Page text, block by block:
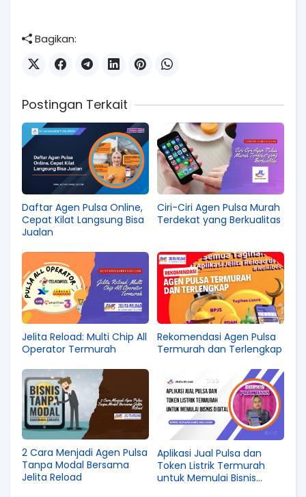
Bagikan:
Postingan Terkait
Daftar Agen Pulsa Online,
Cepat Kilat Langsung Bisa
Jualan
Ciri-Ciri Agen Pulsa Murah
Terdekat yang Berkualitas
Jelita Reload: Multi Chip All
Operator Termurah
Rekomendasi Agen Pulsa
Termurah dan Terlengkap
2 Cara Menjadi Agen Pulsa
Tanpa Modal Bersama
Jelita Reload
Aplikasi Jual Pulsa dan
Token Listrik Termurah
untuk Memulai Bisnis